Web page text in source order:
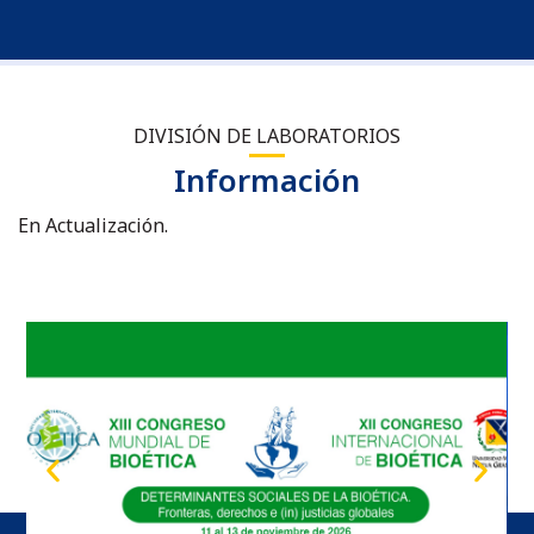
DIVISIÓN DE LABORATORIOS
Información
En Actualización.